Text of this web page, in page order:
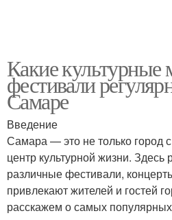
Какие культурные
фестивали
Самаре
Введение
Самара — это не только город
центр культурной жизни. Здесь
различные фестивали,
привлекают жителей и гостей
расскажем о самых